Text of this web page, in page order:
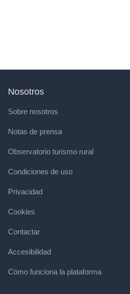
Nosotros
Sobre nosotros
Notas de prensa
Observatorio turismo rural
Condiciones de uso
Privacidad
Cookies
Contactar
Accesibilidad
Cómo funciona la plataforma